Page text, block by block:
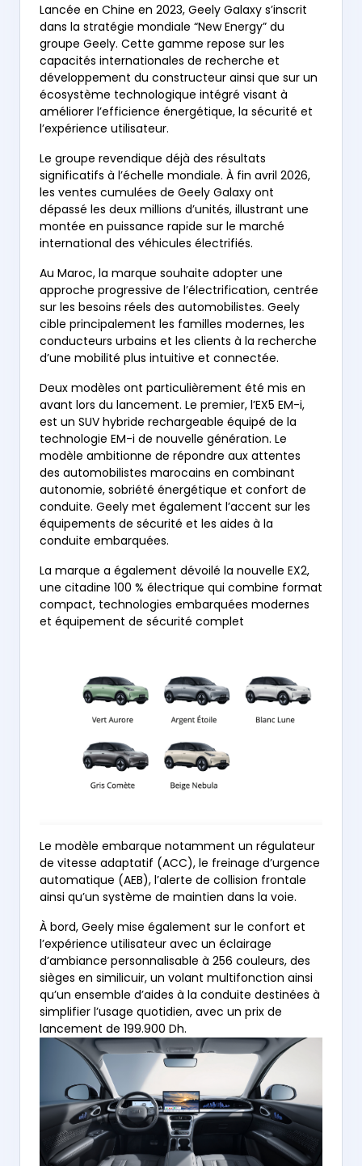
Lancée en Chine en 2023, Geely Galaxy s’inscrit
dans la stratégie mondiale “New Energy” du
groupe Geely. Cette gamme repose sur les
capacités internationales de recherche et
développement du constructeur ainsi que sur un
écosystème technologique intégré visant à
améliorer l’efficience énergétique, la sécurité et
l’expérience utilisateur.
Le groupe revendique déjà des résultats
significatifs à l’échelle mondiale. À fin avril 2026,
les ventes cumulées de Geely Galaxy ont
dépassé les deux millions d’unités, illustrant une
montée en puissance rapide sur le marché
international des véhicules électrifiés.
Au Maroc, la marque souhaite adopter une
approche progressive de l’électrification, centrée
sur les besoins réels des automobilistes. Geely
cible principalement les familles modernes, les
conducteurs urbains et les clients à la recherche
d’une mobilité plus intuitive et connectée.
Deux modèles ont particulièrement été mis en
avant lors du lancement. Le premier, l’EX5 EM-i,
est un SUV hybride rechargeable équipé de la
technologie EM-i de nouvelle génération. Le
modèle ambitionne de répondre aux attentes
des automobilistes marocains en combinant
autonomie, sobriété énergétique et confort de
conduite. Geely met également l’accent sur les
équipements de sécurité et les aides à la
conduite embarquées.
La marque a également dévoilé la nouvelle EX2,
une citadine 100 % électrique qui combine format
compact, technologies embarquées modernes
et équipement de sécurité complet
Le modèle embarque notamment un régulateur
de vitesse adaptatif (ACC), le freinage d’urgence
automatique (AEB), l’alerte de collision frontale
ainsi qu’un système de maintien dans la voie.
À bord, Geely mise également sur le confort et
l’expérience utilisateur avec un éclairage
d’ambiance personnalisable à 256 couleurs, des
sièges en similicuir, un volant multifonction ainsi
qu’un ensemble d’aides à la conduite destinées à
simplifier l’usage quotidien, avec un prix de
lancement de 199.900 Dh.